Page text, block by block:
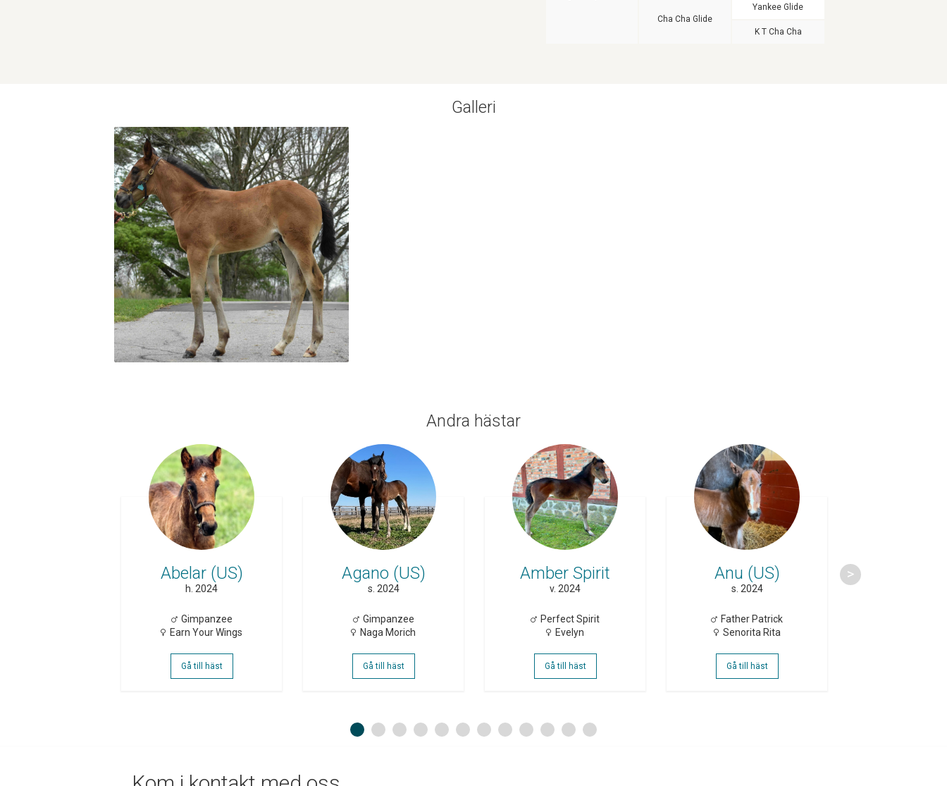
Cha Cha Glide
Yankee Glide
K T Cha Cha
Galleri
Andra hästar
Abelar (US)
h. 2024
Gimpanzee
Earn Your Wings
Gå till häst
Agano (US)
s. 2024
Gimpanzee
Naga Morich
Gå till häst
Amber Spirit
v. 2024
Perfect Spirit
Evelyn
Gå till häst
Anu (US)
s. 2024
Father Patrick
Senorita Rita
Gå till häst
10 11 12